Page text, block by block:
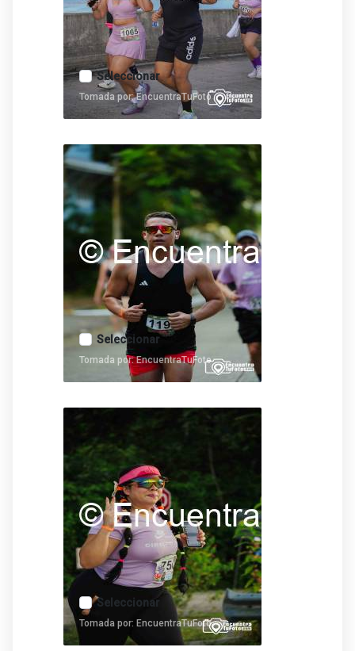
Seleccionar
Tomada por: EncuentraTuFoto
Seleccionar
Tomada por: EncuentraTuFoto
Seleccionar
Tomada por: EncuentraTuFoto